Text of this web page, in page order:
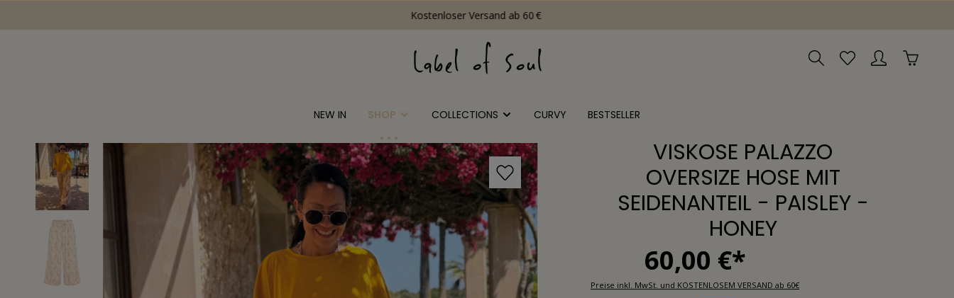
Kostenloser Versand ab 60 €
NEW IN SHOP COLLECTIONS CURVY BESTSELLER
VISKOSE PALAZZO
OVERSIZE HOSE MIT
SEIDENANTEIL - PAISLEY -
HONEY
60,00 €*
Preise inkl. MwSt. und KOSTENLOSEM VERSAND ab 60€